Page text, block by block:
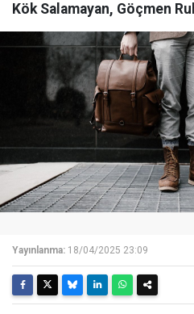
Kök Salamayan, Göçmen
Yayınlanma: 18/04/2025 23:09